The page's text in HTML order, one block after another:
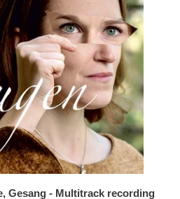
Gesang - Multitrack recording